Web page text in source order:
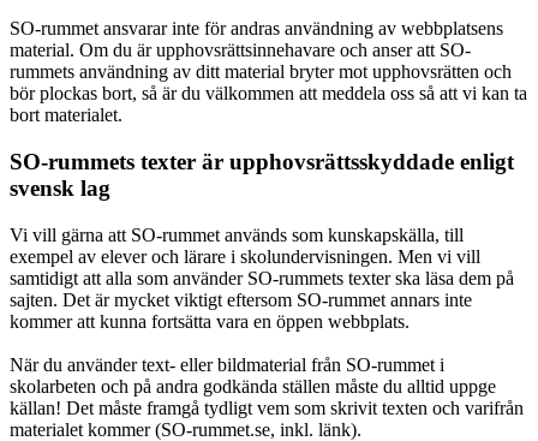
SO-rummet ansvarar inte för andras användning av webbplatsens
material. Om du är upphovsrättsinnehavare och anser att SO-
rummets användning av ditt material bryter mot upphovsrätten och
bör plockas bort, så är du välkommen att meddela oss så att vi kan ta
bort materialet.
SO-rummets texter är upphovsrättsskyddade enligt
svensk lag
Vi vill gärna att SO-rummet används som kunskapskälla, till
exempel av elever och lärare i skolundervisningen. Men vi vill
samtidigt att alla som använder SO-rummets texter ska läsa dem på
sajten. Det är mycket viktigt eftersom SO-rummet annars inte
kommer att kunna fortsätta vara en öppen webbplats.
När du använder text- eller bildmaterial från SO-rummet i
skolarbeten och på andra godkända ställen måste du alltid uppge
källan! Det måste framgå tydligt vem som skrivit texten och varifrån
materialet kommer (SO-rummet.se, inkl. länk).